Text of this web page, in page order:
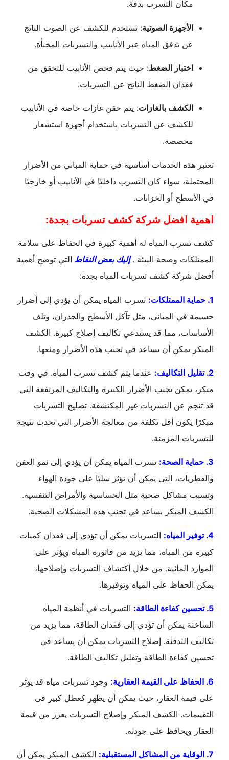
مكان التسرب بدقة.
الأجهزة الصوتية: تستخدم للكشف عن الصوت الناتج
عن تدفق المياه عبر الأنابيب والتسربات المخبأة.
اختبار الضغط: حيث يتم فحص الأنابيب للتحقق من
فقدان الضغط الناتج عن التسربات.
الكشف بالغازات: يتم حقن غازات خاصة في الأنابيب
للكشف عن التسربات باستخدام أجهزة استشعار
مخصصة.
تعتبر هذه الخدمات أساسية في حماية المباني من الأضرار
المحتملة، سواء كان التسرب داخليًا في الأنابيب أو خارجيًا
في الأسطح أو الخزانات.
اهمية افضل شركة كشف تسربات بجدة:
كشف تسرب المياه له أهمية كبيرة في الحفاظ على سلامة
الممتلكات وصحة البيئة .إليك بعض النقاط التي توضح أهمية
أفضل شركة كشف تسربات المياه بجدة:
1. حماية الممتلكات:
تسرب المياه يمكن أن يؤدي إلى أضرار
جسيمة في المباني، مثل تآكل الأسطح والجدران، وتلف
الأساسات، مما قد يستدعي تكاليف إصلاح كبيرة. الكشف
المبكر يمكن أن يساعد في تجنب هذه الأضرار ومنعها.
2. تقليل التكاليف:
عندما يتم كشف تسرب المياه. في وقت
مبكر، يمكن تجنب الأضرار الكبيرة والتكاليف المرتفعة التي
قد تنجم عن التسربات غير المكتشفة. تصليح التسربات
مبكرًا يكون أقل تكلفة من معالجة الأضرار التي تحدث نتيجة
للتسربات المزمنة.
3. حماية الصحة:
تسرب المياه يمكن أن يؤدي إلى نمو العفن
والفطريات، التي يمكن أن تؤثر سلبًا على جودة الهواء
وتسبب مشاكل صحية مثل الحساسية والأمراض التنفسية.
الكشف المبكر يساعد في تجنب هذه المشكلات الصحية.
4. توفير المياه:
التسربات يمكن أن تؤدي إلى فقدان كميات
كبيرة من المياه، مما يزيد من فاتورة المياه ويؤثر على
الموارد المائية. من خلال اكتشاف التسربات وإصلاحها،
يمكن الحفاظ على المياه وتوفيرها.
5. تحسين كفاءة الطاقة:
التسربات في أنظمة المياه
الساخنة يمكن أن تؤدي إلى فقدان الطاقة، مما يزيد من
تكاليف التدفئة. إصلاح التسربات يمكن أن يساعد في
تحسين كفاءة الطاقة وتقليل تكاليف الطاقة.
6. الحفاظ على القيمة العقارية:
وجود تسربات مياه قد يؤثر
على قيمة العقار، حيث يمكن أن يظهر كعطل كبير في
التقييمات. الكشف المبكر وإصلاح التسربات يعزز من قيمة
العقار ويحافظ على جودته.
7. الوقاية من المشاكل المستقبلية:
الكشف المبكر يمكن أن